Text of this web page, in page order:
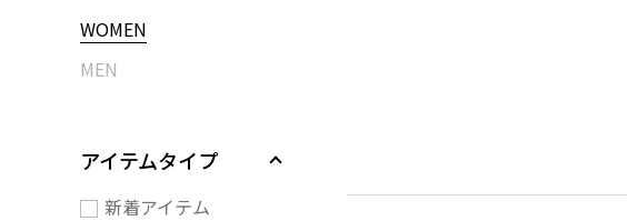
WOMEN
MEN
アイテムタイプ
新着アイテム